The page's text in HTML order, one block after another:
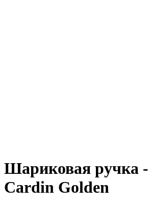
Шариковая ручка -
Cardin Golden